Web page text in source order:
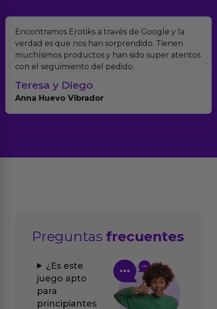
Encontramos Erotiks a través de Google y la
verdad es que nos han sorprendido. Tienen
muchísimos productos y han sido super atentos
con el seguimiento del pedido.
Teresa y Diego
Anna Huevo Vibrador
Preguntasfrecuentes
¿Es este
juego apto
para
principiantes